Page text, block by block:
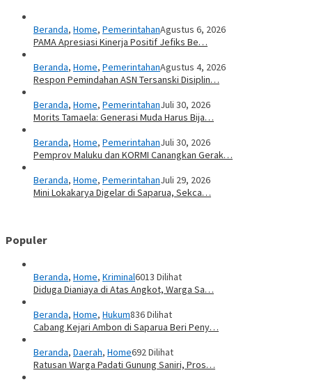
Beranda, Home, PemerintahanAgustus 6, 2026
PAMA Apresiasi Kinerja Positif Jefiks Be…
Beranda, Home, PemerintahanAgustus 4, 2026
Respon Pemindahan ASN Tersanski Disiplin…
Beranda, Home, PemerintahanJuli 30, 2026
Morits Tamaela: Generasi Muda Harus Bija…
Beranda, Home, PemerintahanJuli 30, 2026
Pemprov Maluku dan KORMI Canangkan Gerak…
Beranda, Home, PemerintahanJuli 29, 2026
Mini Lokakarya Digelar di Saparua, Sekca…
Populer
Beranda, Home, Kriminal6013 Dilihat
Diduga Dianiaya di Atas Angkot, Warga Sa…
Beranda, Home, Hukum836 Dilihat
Cabang Kejari Ambon di Saparua Beri Peny…
Beranda, Daerah, Home692 Dilihat
Ratusan Warga Padati Gunung Saniri, Pros…